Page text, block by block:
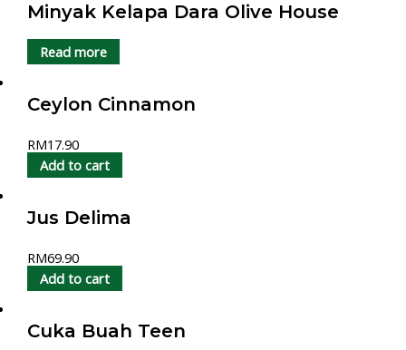
Minyak Kelapa Dara Olive House
Read more
Ceylon Cinnamon
RM17.90
Add to cart
Jus Delima
RM69.90
Add to cart
Cuka Buah Teen